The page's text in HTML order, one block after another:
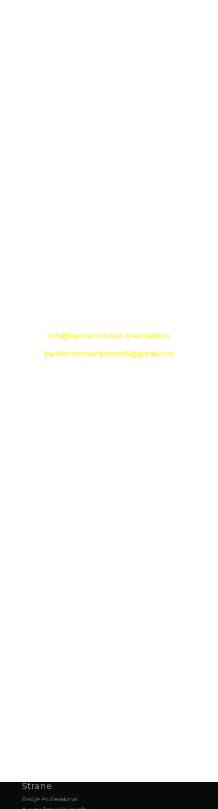
info@karcher-centar-mlazmatik.rs
karchercentarmlazmatik@gmail.com
Strane
Akcije Professional